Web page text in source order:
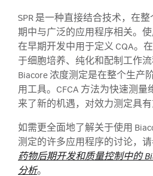
SPR 是一种直接结合技术，在
期中与广泛的应用程序相关。使
在早期开发中用于定义 CQA。
于细胞培养、纯化和配制工作
Biacore 浓度测定是在整个生产
用工具。CFCA 方法为快速测量
来了新的机遇，对效力测定具有
如需更全面地了解关于使用
测定的许多应用程序的讨论，请
药物后期开发和质量控制中的
分析。